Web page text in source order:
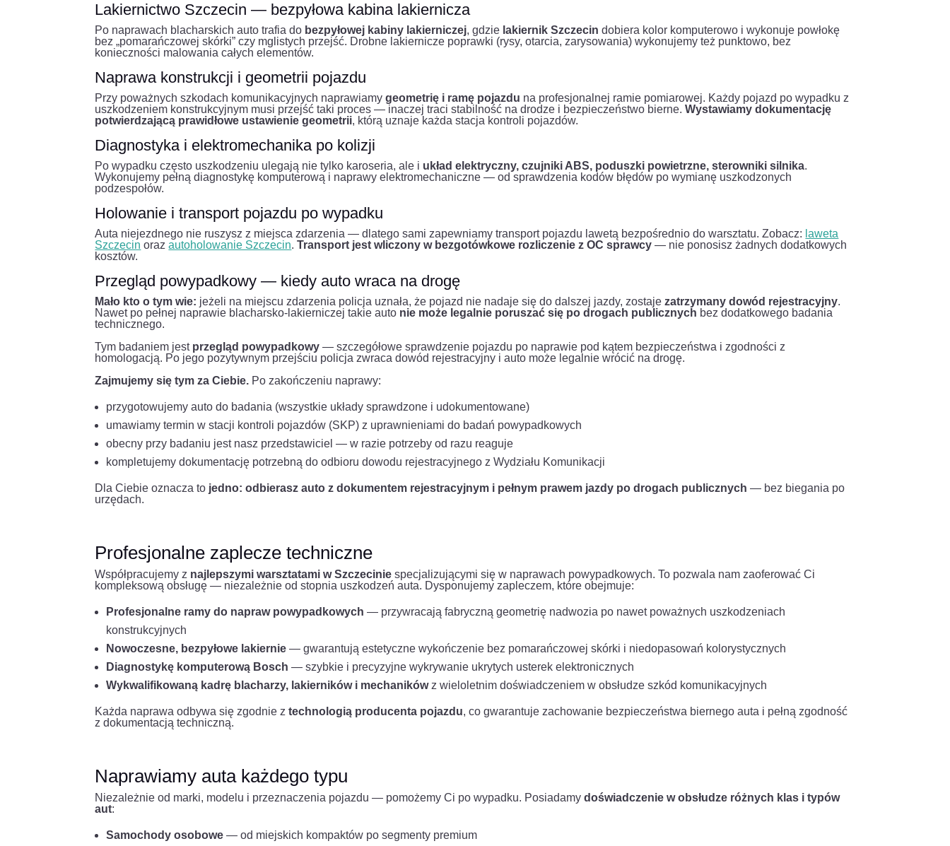
Lakiernictwo Szczecin — bezpyłowa kabina lakiernicza
Po naprawach blacharskich auto trafia do bezpyłowej kabiny lakierniczej, gdzie lakiernik Szczecin dobiera kolor komputerowo i wykonuje powłokę
bez „pomarańczowej skórki” czy mglistych przejść. Drobne lakiernicze poprawki (rysy, otarcia, zarysowania) wykonujemy też punktowo, bez
konieczności malowania całych elementów.
Naprawa konstrukcji i geometrii pojazdu
Przy poważnych szkodach komunikacyjnych naprawiamygeometrię i ramę pojazdu na profesjonalnej ramie pomiarowej. Każdy pojazd po wypadku z
uszkodzeniem konstrukcyjnym musi przejść taki proces — inaczej traci stabilność na drodze i bezpieczeństwo bierne.Wystawiamy dokumentację
potwierdzającą prawidłowe ustawienie geometrii, którą uznaje każda stacja kontroli pojazdów.
Diagnostyka i elektromechanika po kolizji
Po wypadku często uszkodzeniu ulegają nie tylko karoseria, ale i układ elektryczny, czujniki ABS, poduszki powietrzne, sterowniki silnika.
Wykonujemy pełną diagnostykę komputerową i naprawy elektromechaniczne — od sprawdzenia kodów błędów po wymianę uszkodzonych
podzespołów.
Holowanie i transport pojazdu po wypadku
Auta niejezdnego nie ruszysz z miejsca zdarzenia — dlatego sami zapewniamy transport pojazdu lawetą bezpośrednio do warsztatu. Zobacz: laweta
Szczecin orazautoholowanie Szczecin.Transport jest wliczony w bezgotówkowe rozliczenie z OC sprawcy — nie ponosisz żadnych dodatkowych
kosztów.
Przegląd powypadkowy — kiedy auto wraca na drogę
Mało kto o tym wie: jeżeli na miejscu zdarzenia policja uznała, że pojazd nie nadaje się do dalszej jazdy, zostajezatrzymany dowód rejestracyjny.
Nawet po pełnej naprawie blacharsko-lakierniczej takie auto nie może legalnie poruszać się po drogach publicznych bez dodatkowego badania
technicznego.
Tym badaniem jest przegląd powypadkowy — szczegółowe sprawdzenie pojazdu po naprawie pod kątem bezpieczeństwa i zgodności z
homologacją. Po jego pozytywnym przejściu policja zwraca dowód rejestracyjny i auto może legalnie wrócić na drogę.
Zajmujemy się tym za Ciebie. Po zakończeniu naprawy:
przygotowujemy auto do badania (wszystkie układy sprawdzone i udokumentowane)
umawiamy termin w stacji kontroli pojazdów (SKP) z uprawnieniami do badań powypadkowych
obecny przy badaniu jest nasz przedstawiciel — w razie potrzeby od razu reaguje
kompletujemy dokumentację potrzebną do odbioru dowodu rejestracyjnego z Wydziału Komunikacji
Dla Ciebie oznacza to jedno: odbierasz auto z dokumentem rejestracyjnym i pełnym prawem jazdy po drogach publicznych — bez biegania po
urzędach.
Profesjonalne zaplecze techniczne
Współpracujemy z najlepszymi warsztatami w Szczecinie specjalizującymi się w naprawach powypadkowych. To pozwala nam zaoferować Ci
kompleksową obsługę — niezależnie od stopnia uszkodzeń auta. Dysponujemy zapleczem, które obejmuje:
Profesjonalne ramy do napraw powypadkowych — przywracają fabryczną geometrię nadwozia po nawet poważnych uszkodzeniach
konstrukcyjnych
Nowoczesne, bezpyłowe lakiernie — gwarantują estetyczne wykończenie bez pomarańczowej skórki i niedopasowań kolorystycznych
Diagnostykę komputerową Bosch — szybkie i precyzyjne wykrywanie ukrytych usterek elektronicznych
Wykwalifikowaną kadrę blacharzy, lakierników i mechanikówz wieloletnim doświadczeniem w obsłudze szkód komunikacyjnych
Każda naprawa odbywa się zgodnie ztechnologią producenta pojazdu, co gwarantuje zachowanie bezpieczeństwa biernego auta i pełną zgodność
z dokumentacją techniczną.
Naprawiamy auta każdego typu
Niezależnie od marki, modelu i przeznaczenia pojazdu — pomożemy Ci po wypadku. Posiadamydoświadczenie w obsłudze różnych klas i typów
aut:
Samochody osobowe — od miejskich kompaktów po segmenty premium